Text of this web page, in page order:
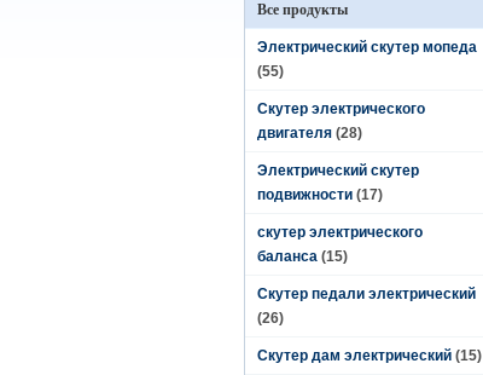
Все продукты
Электрический скутер мопеда
(55)
Скутер электрического
двигателя (28)
Электрический скутер
подвижности (17)
скутер электрического
баланса (15)
Скутер педали электрический
(26)
Скутер дам электрический (15)